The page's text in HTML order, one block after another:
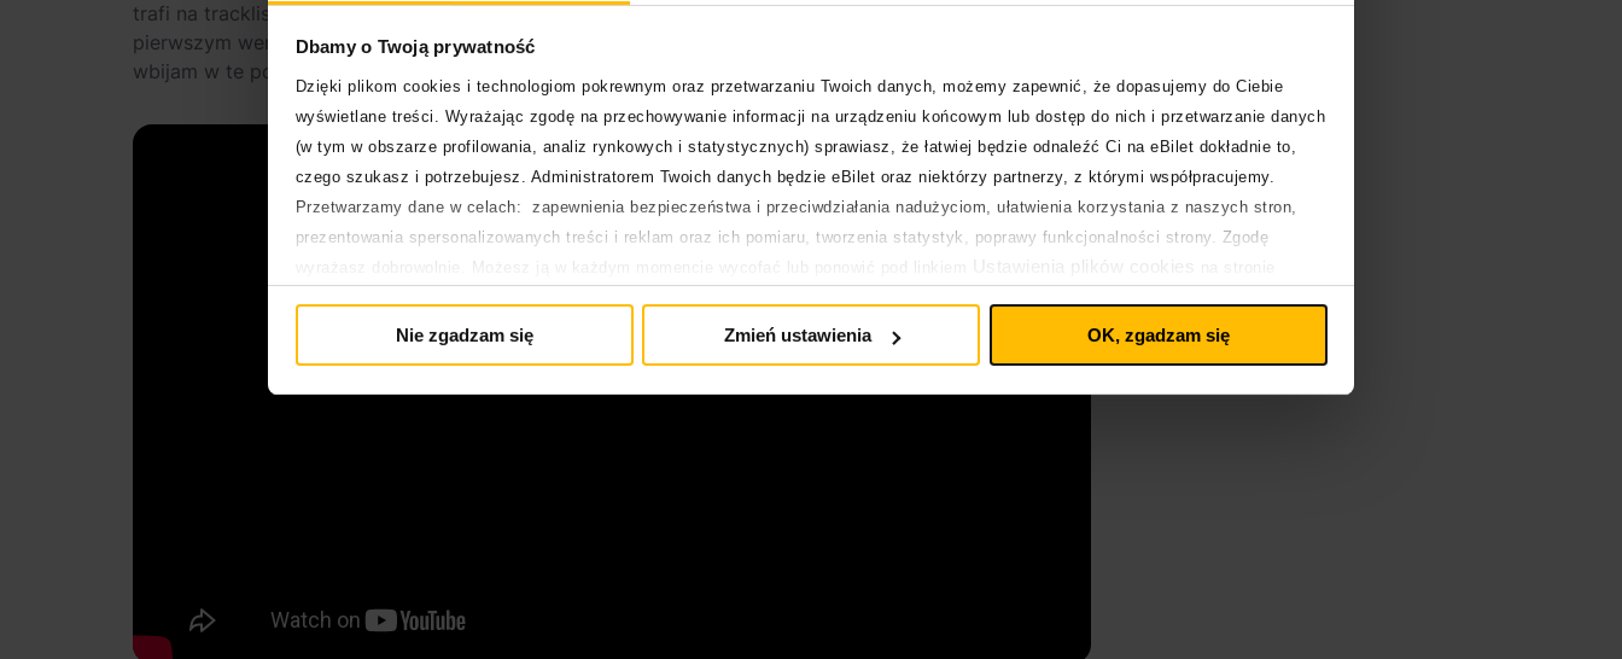
Dbamy o Twoją prywatność
Dzięki plikom cookies i technologiom pokrewnym oraz przetwarzaniu Twoich danych, możemy zapewnić, że dopasujemy do Ciebie
wyświetlane treści. Wyrażając zgodę na przechowywanie informacji na urządzeniu końcowym lub dostęp do nich i przetwarzanie danych
(w tym w obszarze profilowania, analiz rynkowych i statystycznych) sprawiasz, że łatwiej będzie odnaleźć Ci na eBilet dokładnie to,
czego szukasz i potrzebujesz. Administratorem Twoich danych będzie eBilet oraz niektórzy partnerzy, z którymi współpracujemy.
Przetwarzamy dane w celach: zapewnienia bezpieczeństwa i przeciwdziałania nadużyciom, ułatwienia korzystania z naszych stron,
prezentowania spersonalizowanych treści i reklam oraz ich pomiaru, tworzenia statystyk, poprawy funkcjonalności strony. Zgodę
Ustawienia plików cookies
Polityka prywatności
Nie zgadzam się Zmień ustawienia OK, zgadzam się
trafi na tracklistę najnowszego albumu. “Nie chcę im dawać standardowego gówna” – nawijał już w
pierwszym wersie raper, a chwilę później dodał: “Pomyśl nad muzyką, nie nad zdjęciami, bo szczerze
wbijam w te posty” – czym pokazuje, jak zmieniło się jego podejście do muzyki i promocji.